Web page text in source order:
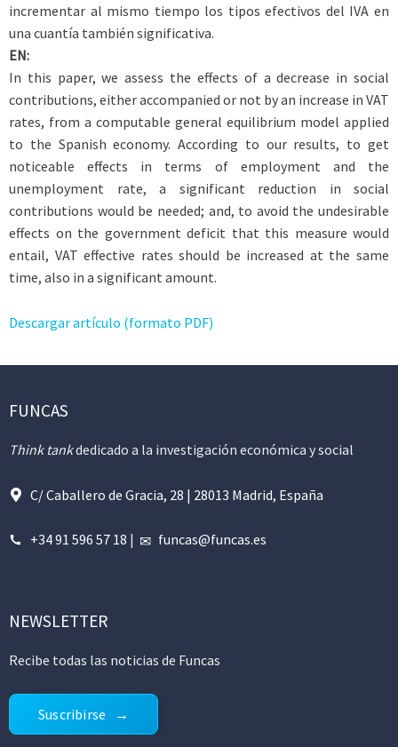
incrementar al mismo tiempo los tipos efectivos del IVA en
una cuantía también significativa.
EN:
In this paper, we assess the effects of a decrease in social
contributions, either accompanied or not by an increase in VAT
rates, from a computable general equilibrium model applied
to the Spanish economy. According to our results, to get
noticeable effects in terms of employment and the
unemployment rate, a significant reduction in social
contributions would be needed; and, to avoid the undesirable
effects on the government deficit that this measure would
entail, VAT effective rates should be increased at the same
time, also in a significant amount.
Descargar artículo (formato PDF)
FUNCAS
Think tankdedicado a la investigación económica y social
C/ Caballero de Gracia, 28 | 28013 Madrid, España
+34 91 596 57 18 | funcas@funcas.es
NEWSLETTER
Recibe todas las noticias de Funcas
Suscribirse